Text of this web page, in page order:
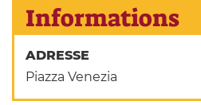
Informations
ADRESSE
Piazza Venezia